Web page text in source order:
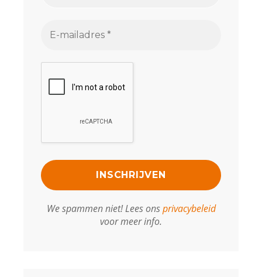
We spammen niet! Lees onsprivacybeleid
voor meer info.